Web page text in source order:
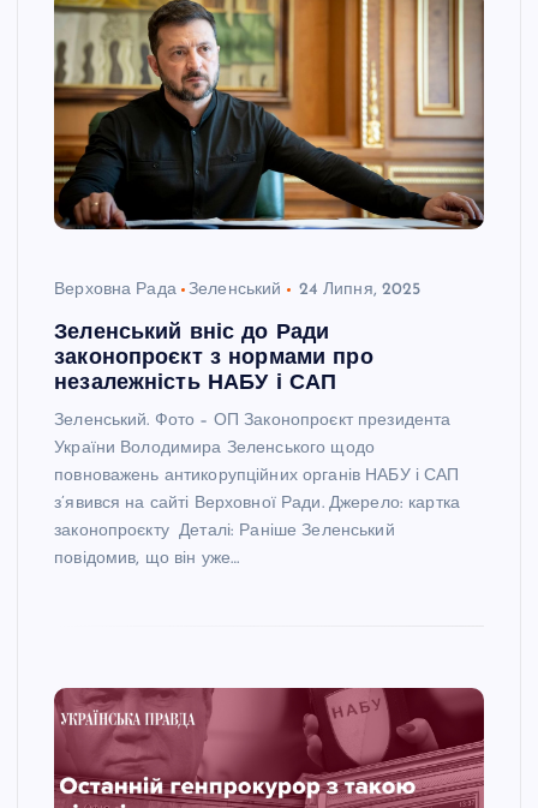
Верховна Рада Зеленський 24 Липня, 2025
Зеленський вніс до Ради
законопроєкт з нормами про
незалежність НАБУ і САП
Зеленський. Фото – ОП Законопроєкт президента
України Володимира Зеленського щодо
повноважень антикорупційних органів НАБУ і САП
з’явився на сайті Верховної Ради. Джерело: картка
законопроєкту Деталі: Раніше Зеленський
повідомив, що він уже…